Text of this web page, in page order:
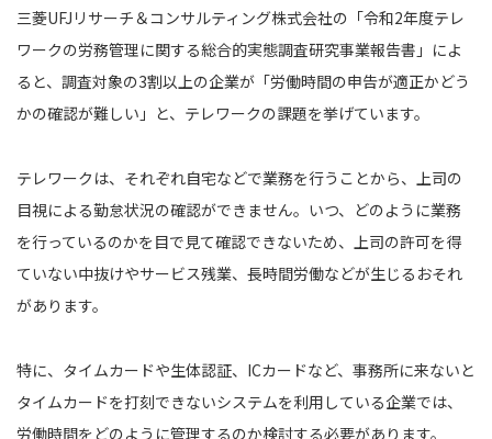
三菱UFJリサーチ＆コンサルティング株式会社の「令和2年度テレ
ワークの労務管理に関する総合的実態調査研究事業報告書」によ
ると、調査対象の3割以上の企業が「労働時間の申告が適正かどう
かの確認が難しい」と、テレワークの課題を挙げています。
テレワークは、それぞれ自宅などで業務を行うことから、上司の
目視による勤怠状況の確認ができません。いつ、どのように業務
を行っているのかを目で見て確認できないため、上司の許可を得
ていない中抜けやサービス残業、長時間労働などが生じるおそれ
があります。
特に、タイムカードや生体認証、ICカードなど、事務所に来ないと
タイムカードを打刻できないシステムを利用している企業では、
労働時間をどのように管理するのか検討する必要があります。